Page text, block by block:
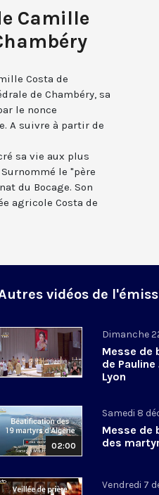
Camille
Costa de
de Chambéry, sa
le nonce
A suivre à partir de
sa vie aux plus
le "père
du Bocage. Son
agricole Costa de
vidéos de
Dimanche
Messe
de
Lyon
02:00
Samedi 8
Messe
des
Vendredi 7